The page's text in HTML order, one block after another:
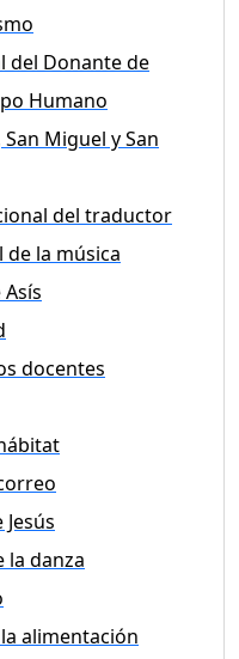
del Donante de
Humano
Miguel y San
del traductor
la música
docentes
la danza
alimentación